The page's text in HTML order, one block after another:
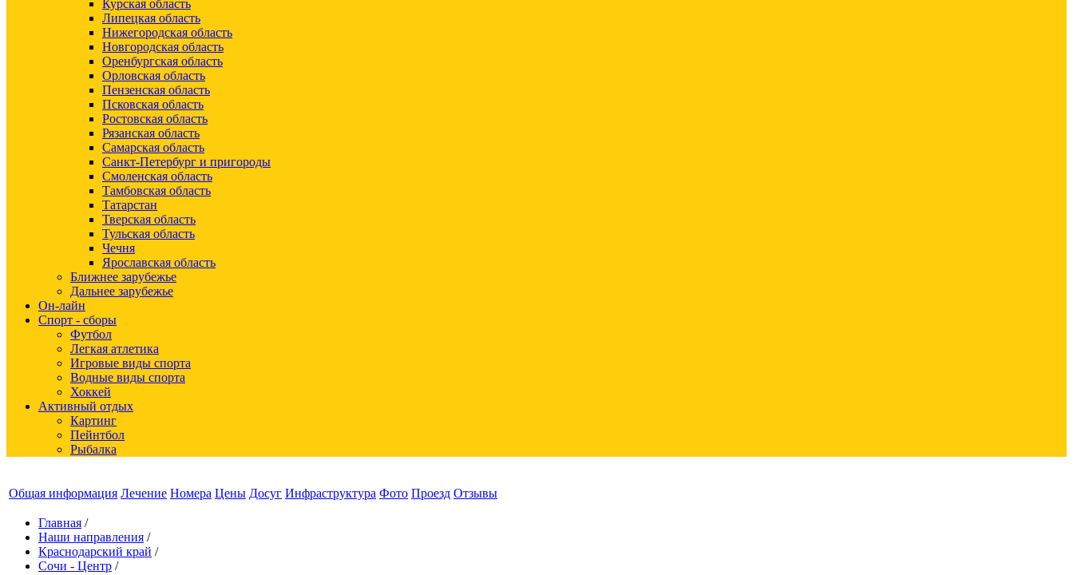
Курская область
Липецкая область
Нижегородская область
Новгородская область
Оренбургская область
Орловская область
Пензенская область
Псковская область
Ростовская область
Рязанская область
Самарская область
Санкт-Петербург и пригороды
Смоленская область
Тамбовская область
Татарстан
Тверская область
Тульская область
Чечня
Ярославская область
Ближнее зарубежье
Дальнее зарубежье
Он-лайн
Спорт - сборы
Футбол
Легкая атлетика
Игровые виды спорта
Водные виды спорта
Хоккей
Активный отдых
Картинг
Пейнтбол
Рыбалка
Общая информация Лечение Номера Цены Досуг Инфраструктура Фото Проезд Отзывы
Главная /
Наши направления /
Краснодарский край /
Сочи - Центр /